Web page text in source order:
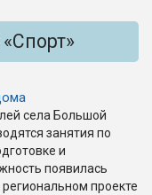
села Большой
занятия по
и
появилась
проекте